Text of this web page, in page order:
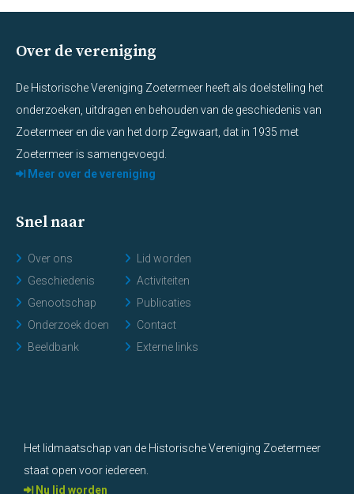
Over de vereniging
De Historische Vereniging Zoetermeer heeft als doelstelling het
onderzoeken, uitdragen en behouden van de geschiedenis van
Zoetermeer en die van het dorp Zegwaart, dat in 1935 met
Zoetermeer is samengevoegd.
Meer over de vereniging
Snel naar
Over ons
Geschiedenis
Genootschap
Onderzoek doen
Beeldbank
Lid worden
Activiteiten
Publicaties
Contact
Externe links
Het lidmaatschap van de Historische Vereniging Zoetermeer
staat open voor iedereen.
Nu lid worden